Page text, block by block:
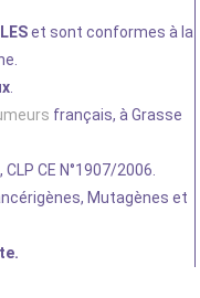
et sont conformes à la
.
français, à Grasse
CLP CE N°1907/2006.
Mutagènes et